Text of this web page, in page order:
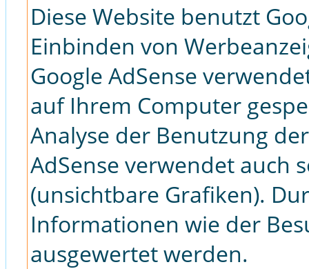
Diese Website benutzt
Einbinden von
Google AdSense
auf Ihrem Computer
Analyse der Benutzung
AdSense verwendet auch
(unsichtbare Grafiken).
Informationen wie der
ausgewertet werden.